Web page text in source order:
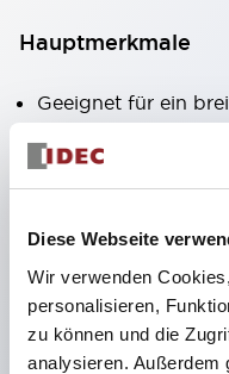
Diese Webseite
Wir verwenden
personalisieren,
zu können und die
analysieren. Außerdem
Hauptmerkmale
Geeignet für ein
von der
LED-
LED-Lampenkörper
Schutzarten IP40
(IEC 60529)
UL- und CSA-